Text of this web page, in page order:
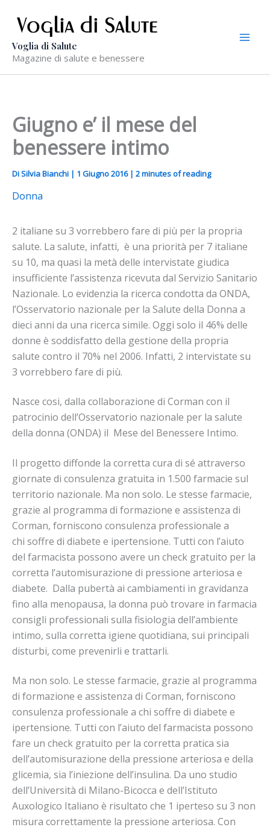
contenuto
Voglia di Salute
Magazine di salute e benessere
Giugno e’ il mese del
benessere intimo
DiSilvia Bianchi | 1 Giugno 2016 | 2 minutes of reading
Donna
2 italiane su 3 vorrebbero fare di più per la propria
salute. La salute, infatti, è una priorità per 7 italiane
su 10, ma quasi la metà delle intervistate giudica
insufficiente l’assistenza ricevuta dal Servizio Sanitario
Nazionale. Lo evidenzia la ricerca condotta da ONDA,
l’Osservatorio nazionale per la Salute della Donna a
dieci anni da una ricerca simile. Oggi solo il 46% delle
donne è soddisfatto della gestione della propria
salute contro il 70% nel 2006. Infatti, 2 intervistate su
3 vorrebbero fare di più.
Nasce cosi, dalla collaborazione di Corman con il
patrocinio dell’Osservatorio nazionale per la salute
della donna (ONDA) il Mese del Benessere Intimo.
Il progetto diffonde la corretta cura di sé attraverso
giornate di consulenza gratuita in 1.500 farmacie sul
territorio nazionale. Ma non solo. Le stesse farmacie,
grazie al programma di formazione e assistenza di
Corman, forniscono consulenza professionale a
chi soffre di diabete e ipertensione. Tutti con l’aiuto
del farmacista possono avere un check gratuito per la
corretta l’automisurazione di pressione arteriosa e
diabete. Dalla pubertà ai cambiamenti in gravidanza
fino alla menopausa, la donna può trovare in farmacia
consigli professionali sulla fisiologia dell’ambiente
intimo, sulla corretta igiene quotidiana, sui principali
disturbi, come prevenirli e trattarli.
Ma non solo. Le stesse farmacie, grazie al programma
di formazione e assistenza di Corman, forniscono
consulenza professionale a chi soffre di diabete e
ipertensione. Tutti con l’aiuto del farmacista possono
fare un check gratuito per la corretta pratica sia
dell’automisurazione della pressione arteriosa e della
glicemia, sia l’iniezione dell’insulina. Da uno studio
dell’Università di Milano-Bicocca e dell’Istituto
Auxologico Italiano è risultato che 1 iperteso su 3 non
misura correttamente la pressione arteriosa. Con